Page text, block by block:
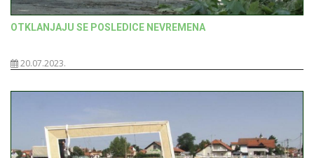
OTKLANJAJU SE POSLEDICE NEVREMENA
20.07.2023.